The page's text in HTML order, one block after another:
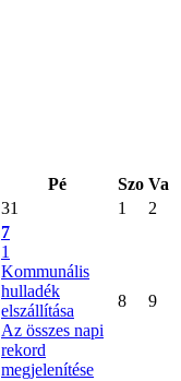
Pé Szo Va
31 1 2
7
1
Kommunális
hulladék
elszállítása
Az összes napi
rekord
megjelenítése
8 9